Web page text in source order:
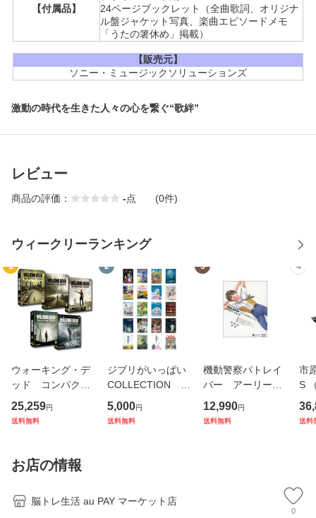
【付属品】
24ページブックレット（全曲歌詞、オリジナ
ル盤ジャケット写真、楽曲エピソードメモ
「うたの箸休め」掲載）
【販売元】
ソニー・ミュージックソリューションズ
激動の時代を生きた人々の心を繋ぐ“歌絆”
レビュー
商品の評価： -点 (0件)
ウィークリーランキング
1
ウォーキング・デ
ッド コンパク
ト ＤＶＤ−ＢＯ
Ｘ シーズン1〜5
25,259円
送料無料
2
ジブリがいっぱい
COLLECTION D
VD 各20タイト
ル 単品売り
5,000円
送料無料
3
機動警察パトレイ
バー アーリーデ
イズ ブルーレイ
12,990円
送料無料
4
市
S
TV
版
送料
お店の情報
脳トレ生活 au PAY マーケット店
0